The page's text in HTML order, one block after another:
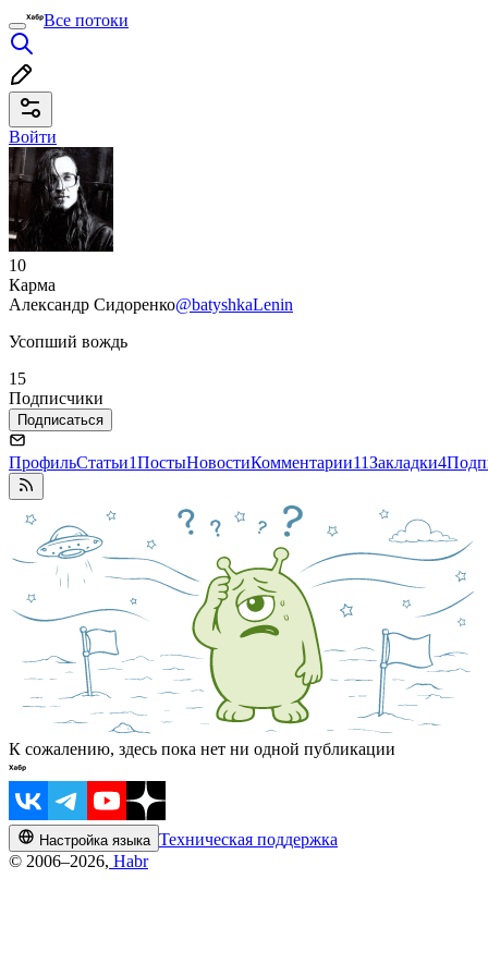
Все потоки
Войти
10
Карма
Александр Сидоренко@batyshkaLenin
Усопший вождь
15
Подписчики
Подписаться
ПрофильСтатьи1ПостыНовостиКомментарии11Закладки4
К сожалению, здесь пока нет ни одной публикации
Настройка языка Техническая поддержка
© 2006–2026, Habr